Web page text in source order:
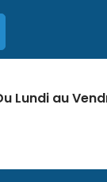
Lundi au